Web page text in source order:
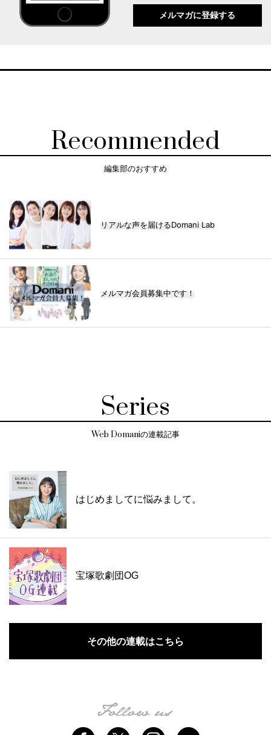
メルマガに登録する
Recommended
編集部のおすすめ
リアルな声を届けるDomani Lab
メルマガ会員募集中です！
Series
Web Domaniの連載記事
はじめましてに悩みまして。
宝塚歌劇団OG
その他の連載はこちら